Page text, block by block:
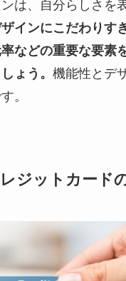
は、自分らしさを
インにこだわりす
などの重要な要素
ょう。 機能性とデ
。
レジットカード